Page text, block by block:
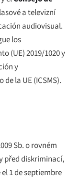
a televizní
audiovisual.
los
(UE) 2019/1020 y
y
la UE (ICSMS).
Sb. o rovném
před diskriminací,
1 de septiembre